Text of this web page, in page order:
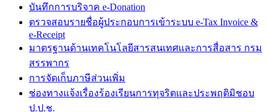
บันทึกการบริจาค e-Donation
ตรวจสอบรายชื่อผู้ประกอบการเข้าระบบ e-Tax Invoice &
e-Receipt
มาตรฐานด้านเทคโนโลยีสารสนเทศและการสื่อสาร กรม
สรรพากร
การจัดเก็บภาษีส่วนเพิ่ม
ช่องทางแจ้งเรื่องร้องเรียนการทุจริตและประพฤติมิชอบ
ป.ป.ช.